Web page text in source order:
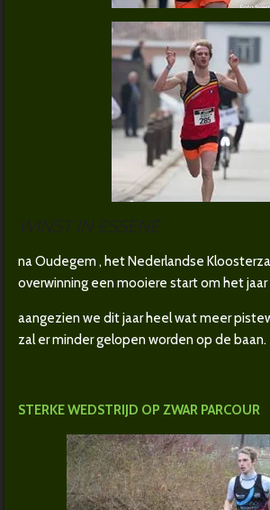
WINST IN ESSENE
na Oudegem , het Nederlandse
overwinning een mooiere start om het
aangezien we dit jaar heel wat meer
zal er minder gelopen worden op de baan.
STERKE WEDSTRIJD OP ZWAR PARCOUR